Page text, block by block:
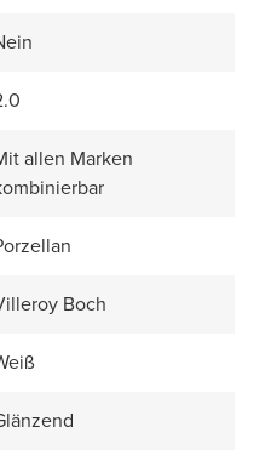
allen Marken
Boch